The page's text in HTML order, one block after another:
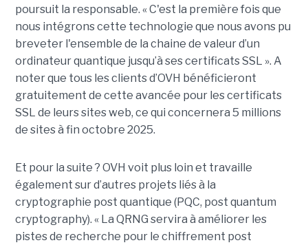
poursuit la responsable. «C'est la première fois que
nous intégrons cette technologie que nous avons pu
breveter l'ensemble de la chaine de valeur d’un
ordinateur quantique jusqu’à ses certificats SSL ». A
noter que tous les clients d’OVH bénéficieront
gratuitement de cette avancée pour les certificats
SSL de leurs sites web, ce qui concernera 5 millions
de sites à fin octobre 2025.
Et pour la suite ? OVH voit plus loin et travaille
également sur d’autres projets liésà la
cryptographie post quantique (PQC, post quantum
cryptography). « La QRNG servira à améliorer l es
pistes de recherche pour le chiffrement post